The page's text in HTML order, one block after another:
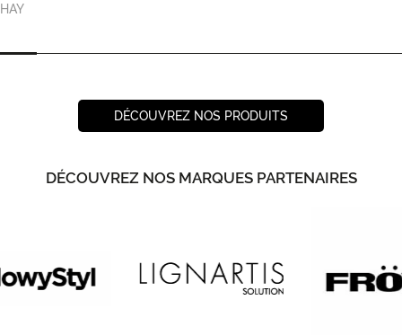
HAY
DÉCOUVREZ NOS PRODUITS
DÉCOUVREZ NOS MARQUES PARTENAIRES